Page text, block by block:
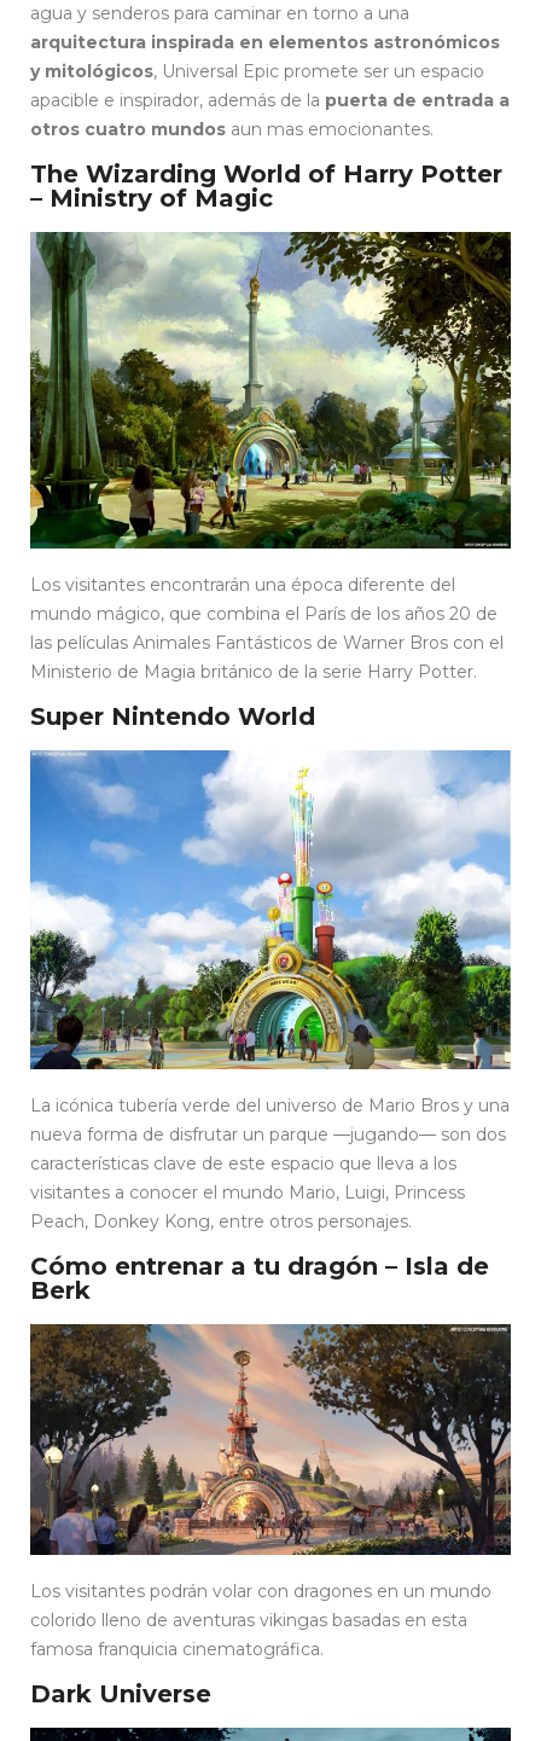
agua y senderos para caminar en torno a una
arquitectura inspirada en elementos astronómicos
y mitológicos, Universal Epic promete ser un espacio
apacible e inspirador, además de la puerta de entrada a
otros cuatro mundos aun mas emocionantes.
The Wizarding World of Harry Potter
– Ministry of Magic
Los visitantes encontrarán una época diferente del
mundo mágico, que combina el París de los años 20 de
las películas Animales Fantásticos de Warner Bros con el
Ministerio de Magia británico de la serie Harry Potter.
Super Nintendo World
La icónica tubería verde del universo de Mario Bros y una
nueva forma de disfrutar un parque —jugando— son dos
características clave de este espacio que lleva a los
visitantes a conocer el mundo Mario, Luigi, Princess
Peach, Donkey Kong, entre otros personajes.
Cómo entrenar a tu dragón – Isla de
Berk
Los visitantes podrán volar con dragones en un mundo
colorido lleno de aventuras vikingas basadas en esta
famosa franquicia cinematográfica.
Dark Universe